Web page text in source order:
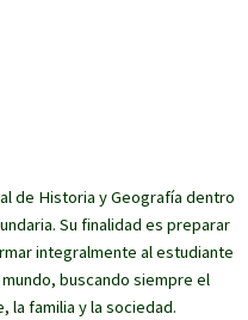
de Historia y Geografía dentro
Su finalidad es preparar
integralmente al estudiante
buscando siempre el
la familia y la sociedad.